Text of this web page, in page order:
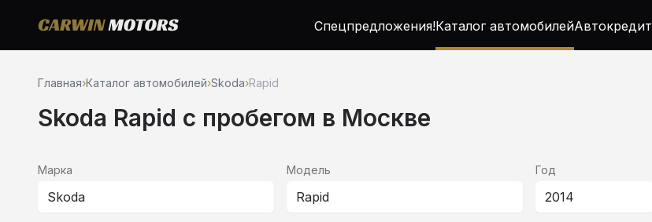
Спецпредложения!Каталог автомобилейАвтокредит
Главная›Каталог автомобилей›Skoda›Rapid
Skoda Rapid c пробегом в Москве
Марка
Skoda
Модель
Rapid
Год
2014